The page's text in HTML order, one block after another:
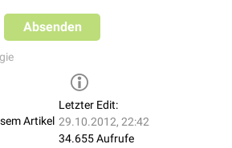
Absenden
Artikel
Letzter Edit:
29.10.2012, 22:42
34.655 Aufrufe